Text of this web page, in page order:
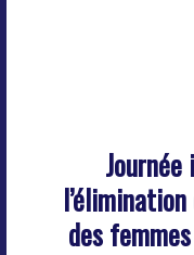
des